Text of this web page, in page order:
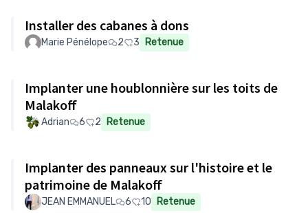
Installer des cabanes à dons
Marie Pénélope 2 3 Retenue
Implanter une houblonnière sur les toits de
Malakoff
Adrian 6 2 Retenue
Implanter des panneaux sur l'histoire et le
patrimoine de Malakoff
JEAN EMMANUEL 6 10 Retenue